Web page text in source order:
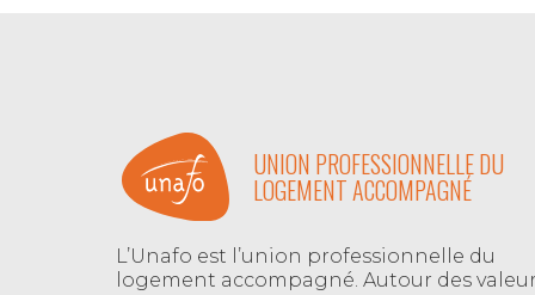
UNION PROFESSIONNELLE DU
LOGEMENT ACCOMPAGNÉ
L’Unafo est l’union professionnelle du
logement accompagné. Autour des